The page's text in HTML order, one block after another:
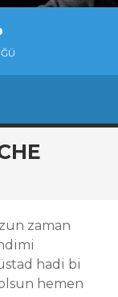
zaman
hadi bi
hemen